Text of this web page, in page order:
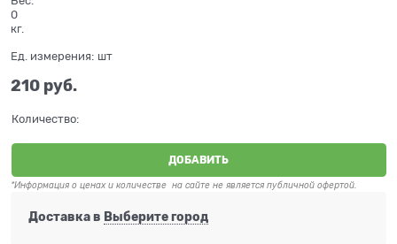
0
кг.
Ед. измерения: шт
210 руб.
Количество:
ДОБАВИТЬ
*Информация о ценах и количестве на сайте не является публичной офертой.
Доставка в Выберите город